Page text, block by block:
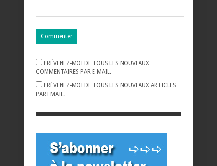
PRÉVENEZ-MOI DE TOUS LES NOUVEAUX
COMMENTAIRES PAR E-MAIL.
PRÉVENEZ-MOI DE TOUS LES NOUVEAUX ARTICLES
PAR EMAIL.